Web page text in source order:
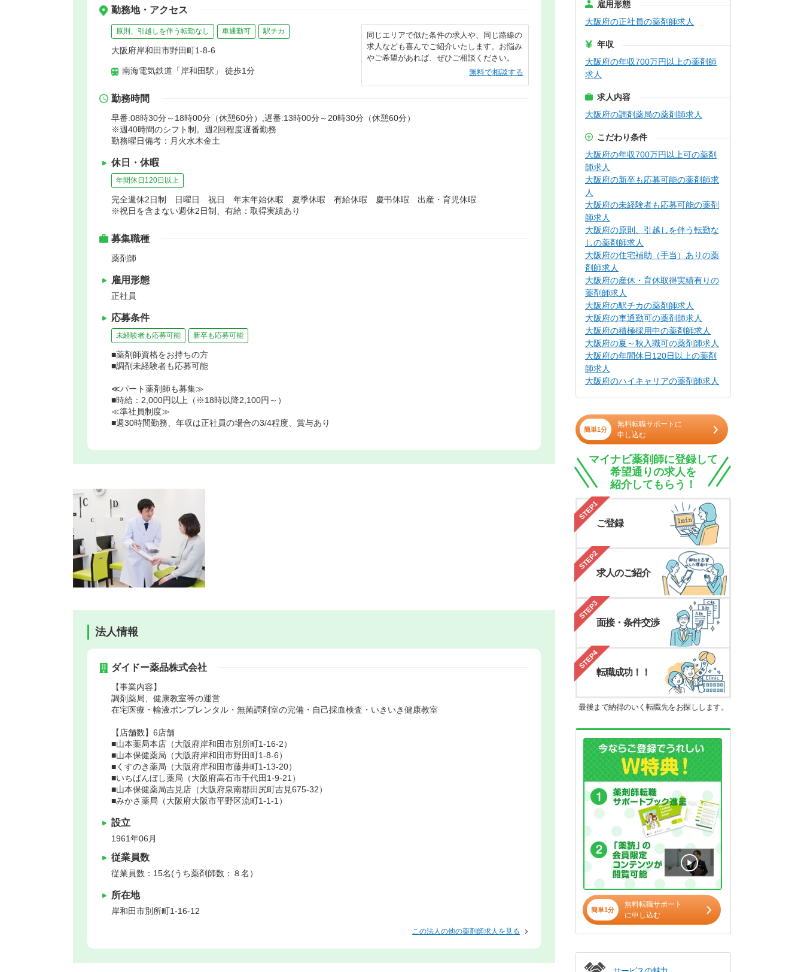
勤務地・アクセス
原則、引越しを伴う転勤なし 車通勤可 駅チカ
大阪府岸和田市野田町1-8-6
南海電気鉄道「岸和田駅」 徒歩1分
同じエリアで似た条件の求人や、同じ路線の
求人なども喜んでご紹介いたします。お悩み
やご希望があれば、ぜひご相談ください。
無料で相談する
勤務時間
早番:08時30分～18時00分（休憩60分）,遅番:13時00分～20時30分（休憩60分）
※週40時間のシフト制。週2回程度遅番勤務
勤務曜日備考：月火水木金土
休日・休暇
年間休日120日以上
完全週休2日制 日曜日 祝日 年末年始休暇 夏季休暇 有給休暇 慶弔休暇 出産・育児休暇
※祝日を含まない週休2日制、有給：取得実績あり
募集職種
薬剤師
雇用形態
正社員
応募条件
未経験者も応募可能 新卒も応募可能
■薬剤師資格をお持ちの方
■調剤未経験者も応募可能
≪パート薬剤師も募集≫
■時給：2,000円以上（※18時以降2,100円～）
≪準社員制度≫
■週30時間勤務、年収は正社員の場合の3/4程度、賞与あり
法人情報
ダイドー薬品株式会社
【事業内容】
調剤薬局、健康教室等の運営
在宅医療・輸液ポンプレンタル・無菌調剤室の完備・自己採血検査・いきいき健康教室
【店舗数】6店舗
■山本薬局本店（大阪府岸和田市別所町1-16-2）
■山本保健薬局（大阪府岸和田市野田町1-8-6）
■くすのき薬局（大阪府岸和田市藤井町1-13-20）
■いちばんぼし薬局（大阪府高石市千代田1-9-21）
■山本保健薬局吉見店（大阪府泉南郡田尻町吉見675-32）
■みかさ薬局（大阪府大阪市平野区流町1-1-1）
設立
1961年06月
従業員数
従業員数：15名(うち薬剤師数：８名）
所在地
岸和田市別所町1‐16‐12
この法人の他の薬剤師求人を見る
雇用形態
大阪府の正社員の薬剤師求人
年収
大阪府の年収700万円以上の薬剤師
求人
求人内容
大阪府の調剤薬局の薬剤師求人
こだわり条件
大阪府の年収700万円以上可の薬剤
師求人
大阪府の新卒も応募可能の薬剤師求
人
大阪府の未経験者も応募可能の薬剤
師求人
大阪府の原則、引越しを伴う転勤な
しの薬剤師求人
大阪府の住宅補助（手当）ありの薬
剤師求人
大阪府の産休・育休取得実績有りの
薬剤師求人
大阪府の駅チカの薬剤師求人
大阪府の車通勤可の薬剤師求人
大阪府の積極採用中の薬剤師求人
大阪府の夏～秋入職可の薬剤師求人
大阪府の年間休日120日以上の薬剤
師求人
大阪府のハイキャリアの薬剤師求人
簡単1分
無料転職サポートに
申し込む
マイナビ薬剤師に登録して
希望通りの求人を
紹介してもらう！
STEP1
ご登録
STEP2
求人のご紹介
STEP3
面接・条件交渉
STEP4
転職成功！！
最後まで納得のいく転職先をお探しします。
簡単1分
無料転職サポート
に申し込む